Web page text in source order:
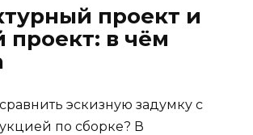
проект и
проект: в чём
эскизную задумку с
по сборке? В